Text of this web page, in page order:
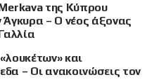
της Κύπρου
Άγκυρα – Ο νέος άξονας
και
– Οι ανακοινώσεις τον